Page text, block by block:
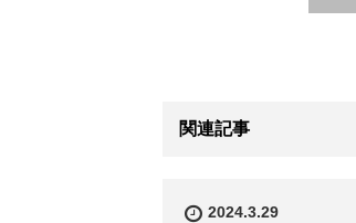
関連記事
2024.3.29